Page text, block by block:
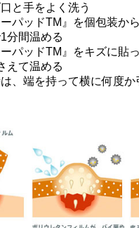
と手をよく洗う
パッドTM』を個包装か
分間温める
パッドTM』をキズに貼
えて温める
、端を持って横に何度か